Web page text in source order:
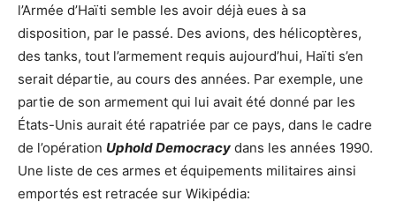
l’Armée d’Haïti semble les avoir déjà eues à sa
disposition, par le passé. Des avions, des hélicoptères,
des tanks, tout l’armement requis aujourd’hui, Haïti s’en
serait départie, au cours des années. Par exemple, une
partie de son armement qui lui avait été donné par les
États-Unis aurait été rapatriée par ce pays, dans le cadre
de l’opération Uphold Democracy dans les années 1990.
Une liste de ces armes et équipements militaires ainsi
emportés est retracée sur Wikipédia: